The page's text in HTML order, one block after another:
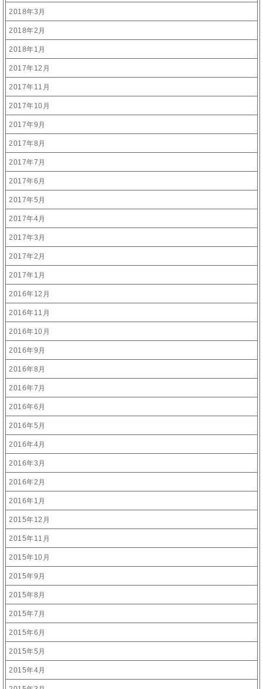
2018年3月
2018年2月
2018年1月
2017年12月
2017年11月
2017年10月
2017年9月
2017年8月
2017年7月
2017年6月
2017年5月
2017年4月
2017年3月
2017年2月
2017年1月
2016年12月
2016年11月
2016年10月
2016年9月
2016年8月
2016年7月
2016年6月
2016年5月
2016年4月
2016年3月
2016年2月
2016年1月
2015年12月
2015年11月
2015年10月
2015年9月
2015年8月
2015年7月
2015年6月
2015年5月
2015年4月